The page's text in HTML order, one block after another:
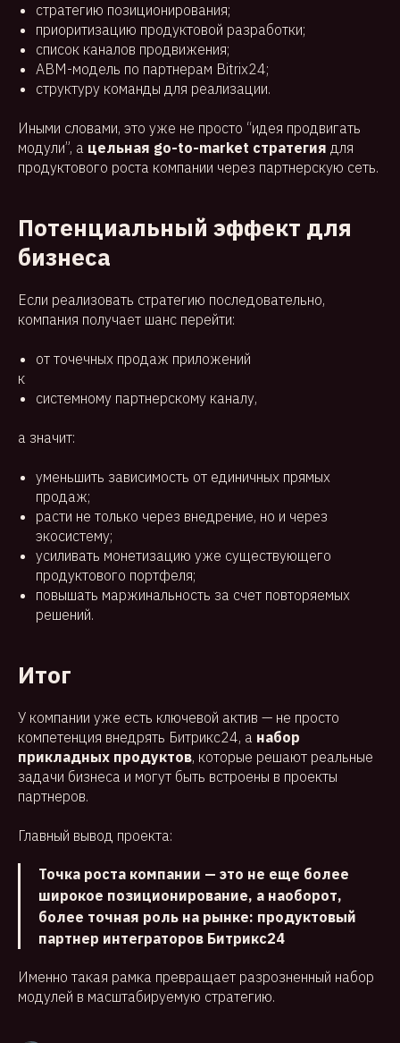
стратегию позиционирования;
приоритизацию продуктовой разработки;
список каналов продвижения;
ABM-модель по партнерам Bitrix24;
структуру команды для реализации.
Иными словами, это уже не просто “идея продвигать
модули”, а цельная go-to-market стратегия для
продуктового роста компании через партнерскую сеть.
Потенциальный эффект для
бизнеса
Если реализовать стратегию последовательно,
компания получает шанс перейти:
от точечных продаж приложений
к
системному партнерскому каналу,
а значит:
уменьшить зависимость от единичных прямых
продаж;
расти не только через внедрение, но и через
экосистему;
усиливать монетизацию уже существующего
продуктового портфеля;
повышать маржинальность за счет повторяемых
решений.
Итог
У компании уже есть ключевой актив — не просто
компетенция внедрять Битрикс24, а набор
прикладных продуктов, которые решают реальные
задачи бизнеса и могут быть встроены в проекты
партнеров.
Главный вывод проекта:
Точка роста компании — это не еще более
широкое позиционирование, а наоборот,
более точная роль на рынке: продуктовый
партнер интеграторов Битрикс24
Именно такая рамка превращает разрозненный набор
модулей в масштабируемую стратегию.